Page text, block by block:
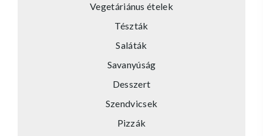
Vegetáriánus ételek
Tészták
Saláták
Savanyúság
Desszert
Szendvicsek
Pizzák